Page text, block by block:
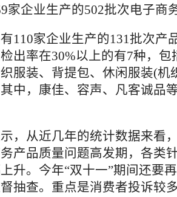
家企业生产的502批次电子商
家企业生产的131批次产
出率在30%以上的有7种，包
服装、背提包、休闲服装(机
中，康佳、容声、凡客诚品
从近几年的统计数据来看，
产品质量问题高发期，各类
升。今年“双十一”期间还要
抽查。重点是消费者投诉较